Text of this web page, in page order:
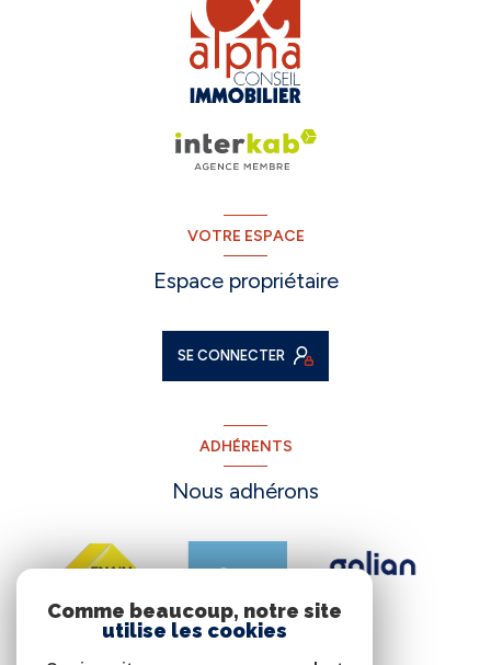
VOTRE ESPACE
Espace propriétaire
SE CONNECTER
ADHÉRENTS
Nous adhérons
Comme beaucoup, notre site
utilise les cookies